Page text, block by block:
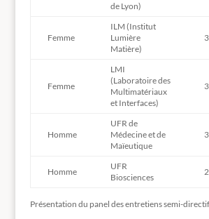
de Lyon)
Femme
ILM (Institut
Lumière
Matière)
Femme
LMI
(Laboratoire des
Multimatériaux
et Interfaces)
Homme
UFR de
Médecine et de
Maïeutique
Homme
UFR
Biosciences
Présentation du panel des entretiens semi-